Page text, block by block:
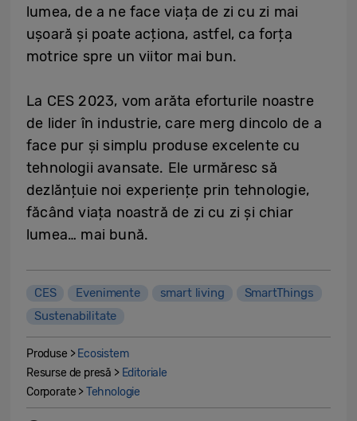
lumea, de a ne face viața de zi cu zi mai
ușoară și poate acționa, astfel, ca forța
motrice spre un viitor mai bun.
La CES 2023, vom arăta eforturile noastre
de lider în industrie, care merg dincolo de a
face pur și simplu produse excelente cu
tehnologii avansate. Ele urmăresc să
dezlănțuie noi experiențe prin tehnologie,
făcând viața noastră de zi cu zi și chiar
lumea… mai bună.
CES Evenimente smart living
SmartThings
Sustenabilitate
Produse > Ecosistem
Resurse de presă > Editoriale
Corporate >Tehnologie